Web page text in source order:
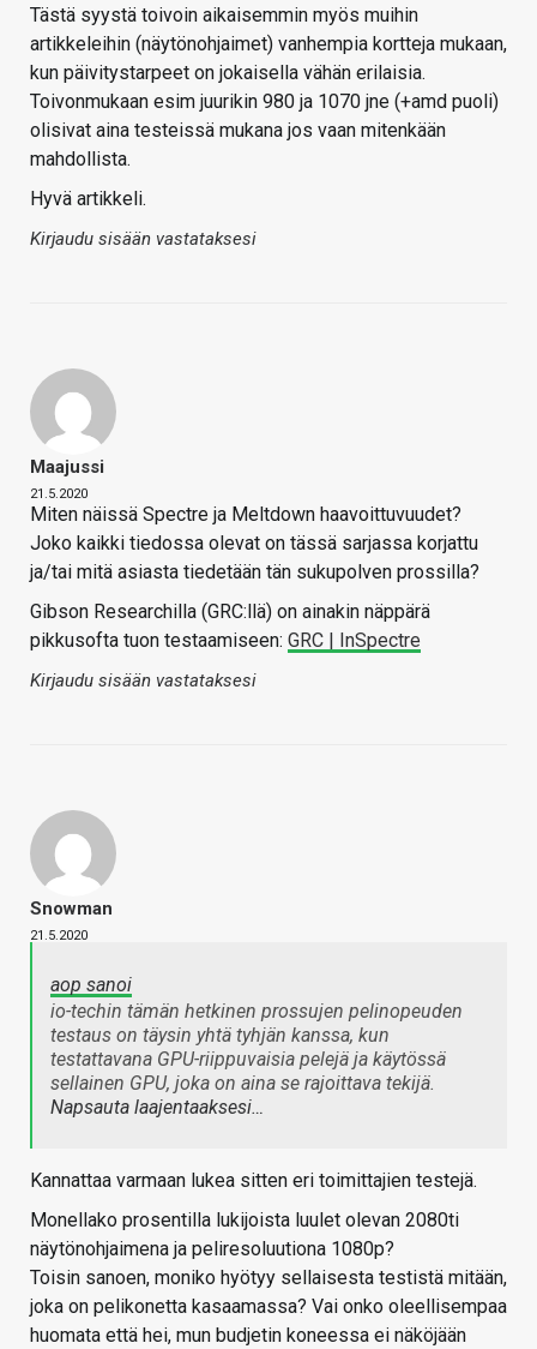
Tästä syystä toivoin aikaisemmin myös muihin
artikkeleihin (näytönohjaimet) vanhempia kortteja mukaan,
kun päivitystarpeet on jokaisella vähän erilaisia.
Toivonmukaan esim juurikin 980 ja 1070 jne (+amd puoli)
olisivat aina testeissä mukana jos vaan mitenkään
mahdollista.
Hyvä artikkeli.
Kirjaudu sisään vastataksesi
Maajussi
21.5.2020
Miten näissä Spectre ja Meltdown haavoittuvuudet?
Joko kaikki tiedossa olevat on tässä sarjassa korjattu
ja/tai mitä asiasta tiedetään tän sukupolven prossilla?
Gibson Researchilla (GRC:llä) on ainakin näppärä
pikkusofta tuon testaamiseen: GRC | InSpectre
Kirjaudu sisään vastataksesi
Snowman
21.5.2020
aop sanoi
io-techin tämän hetkinen prossujen pelinopeuden
testaus on täysin yhtä tyhjän kanssa, kun
testattavana GPU-riippuvaisia pelejä ja käytössä
sellainen GPU, joka on aina se rajoittava tekijä.
Napsauta laajentaaksesi…
Kannattaa varmaan lukea sitten eri toimittajien testejä.
Monellako prosentilla lukijoista luulet olevan 2080ti
näytönohjaimena ja peliresoluutiona 1080p?
Toisin sanoen, moniko hyötyy sellaisesta testistä mitään,
joka on pelikonetta kasaamassa? Vai onko oleellisempaa
huomata että hei, mun budjetin koneessa ei näköjään